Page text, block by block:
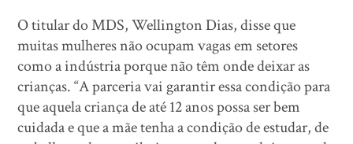
O titular do MDS, Wellington Dias, disse que
muitas mulheres não ocupam vagas em setores
como a indústria porque não têm onde deixar as
crianças. “A parceria vai garantir essa condição para
que aquela criança de até 12 anos possa ser bem
cuidada e que a mãe tenha a condição de estudar, de